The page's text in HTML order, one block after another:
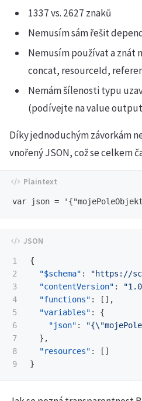
1337 vs. 2627 znaků
Nemusím sám řešit
Nemusím používat a znát
concat, resourceId,
Nemám šílenosti typu
(podívejte na value
Díky jednoduchým závorkám
vnořený JSON, což se celkem
1
2
3
4
5
6
7
8
{
"$schema" :
"https://
"contentVersion" :
"functions" :
[],
"variables" :
{
"json" : "{\"
},
"resources" :
[]
}